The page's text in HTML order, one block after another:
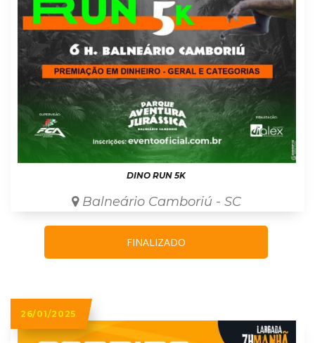
DINO RUN 5K
Balneário Camboriú - SC
FINALIZADO
26/01/2025